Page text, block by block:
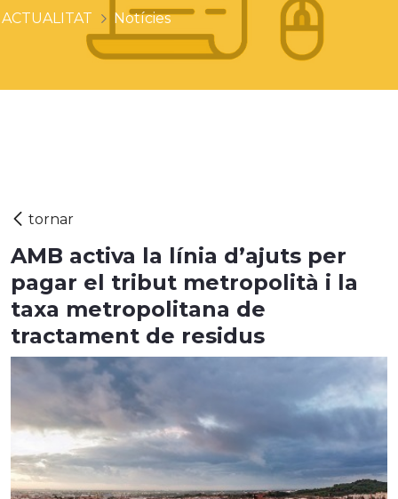
ACTUALITAT Notícies
AMB activa la línia d’ajuts per
pagar el tribut metropolità i la
taxa metropolitana de
tractament de residus